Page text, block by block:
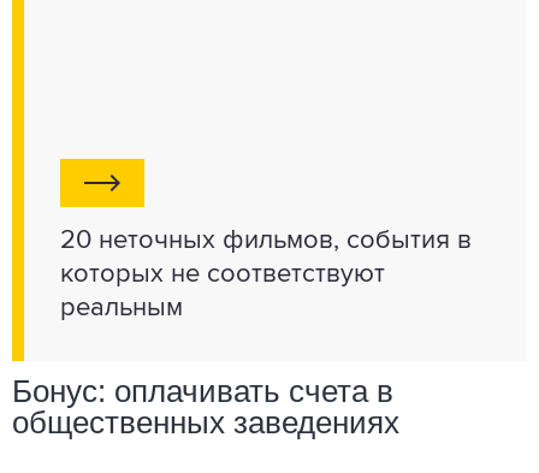
20 неточных фильмов, события в
которых не соответствуют
реальным
Бонус: оплачивать счета в
общественных заведениях